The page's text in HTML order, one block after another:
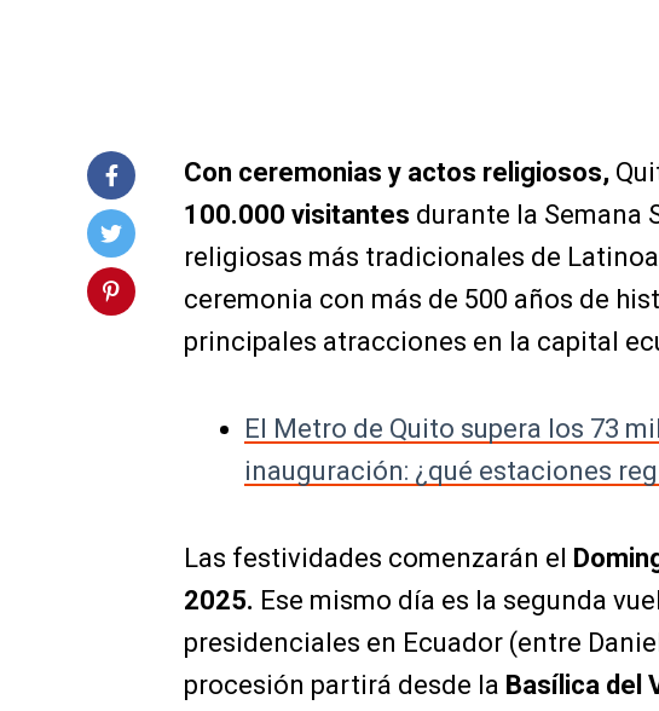
Con ceremonias y actos religiosos,
100.000 visitantes durante la Semana
religiosas más tradicionales de
ceremonia con más de 500 años de
principales atracciones en la capital
El Metro de Quito supera los 73
inauguración: ¿qué estaciones
Las festividades comenzarán el
2025. Ese mismo día es la segunda
presidenciales en Ecuador (entre
procesión partirá desde la Basílica del